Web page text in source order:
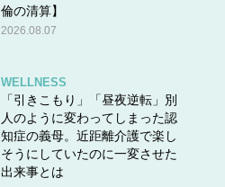
倫の清算】
2026.08.07
WELLNESS
「引きこもり」「昼夜逆転」別
人のように変わってしまった認
知症の義母。近距離介護で楽し
そうにしていたのに一変させた
出来事とは